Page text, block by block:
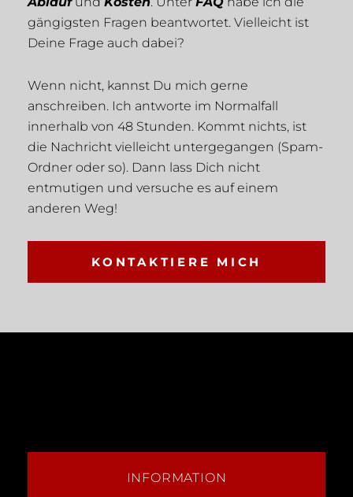
gängigsten Fragen beantwortet. Vielleicht ist
Deine Frage auch dabei?
Wenn nicht, kannst Du mich gerne
anschreiben. Ich antworte im Normalfall
innerhalb von 48 Stunden. Kommt nichts, ist
die Nachricht vielleicht untergegangen (Spam-
Ordner oder so). Dann lass Dich nicht
entmutigen und versuche es auf einem
anderen Weg!
KONTAKTIERE MICH
INFORMATION